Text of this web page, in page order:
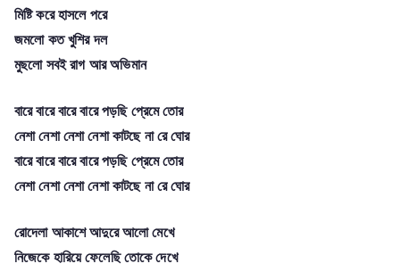
মিষ্টি করে হাসলে পরে
জমলো কত খুশির দল
মুছলো সবই রাগ আর অভিমান
বারে বারে বারে বারে পড়ছি প্রেমে তোর
নেশা নেশা নেশা নেশা কাটছে না রে ঘোর
বারে বারে বারে বারে পড়ছি প্রেমে তোর
নেশা নেশা নেশা নেশা কাটছে না রে ঘোর
রোদেলা আকাশে আদুরে আলো মেখে
নিজেকে হারিয়ে ফেলেছি তোকে দেখে